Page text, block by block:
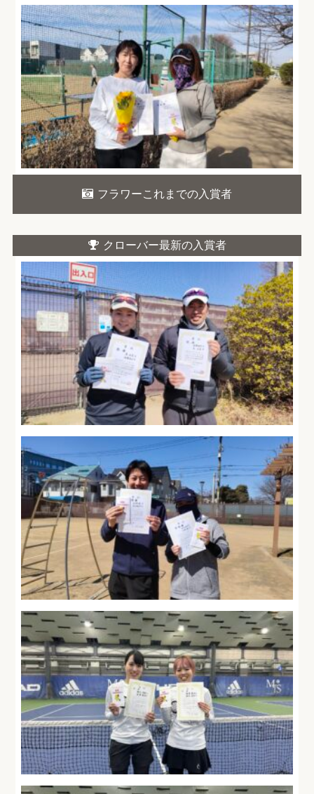
フラワーこれまでの入賞者
クローバー最新の入賞者